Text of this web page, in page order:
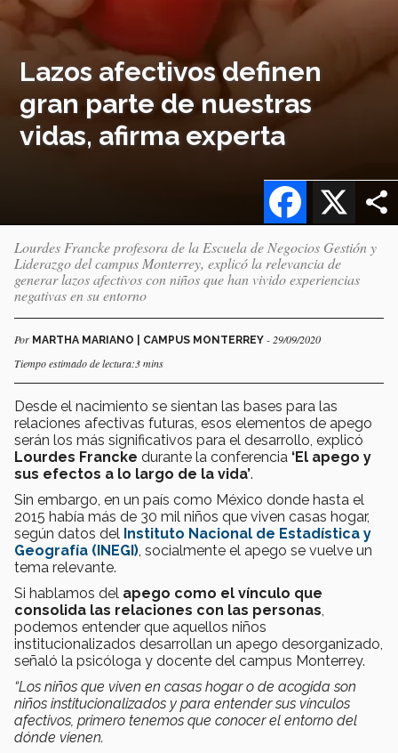
Lazos afectivos definen
gran parte de nuestras
vidas, afirma experta
X
Facebook
Lourdes Francke profesora de la Escuela de Negocios Gestión y
Liderazgo del campus Monterrey, explicó la relevancia de
generar lazos afectivos con niños que han vivido experiencias
negativas en su entorno
Por MARTHA MARIANO | CAMPUS MONTERREY - 29/09/2020
Tiempo estimado de lectura:3 mins
Desde el nacimiento se sientan las bases para las
relaciones afectivas futuras, esos elementos de apego
serán los más significativos para el desarrollo, explicó
Lourdes Francke durante la conferencia ‘El apego y
sus efectos a lo largo de la vida’.
Sin embargo, en un país como México donde hasta el
2015 había más de 30 mil niños que viven casas hogar,
según datos del Instituto Nacional de Estadística y
Geografía (INEGI) , socialmente el apego se vuelve un
tema relevante.
Si hablamos del apego como el vínculo que
consolida las relaciones con las personas
podemos entender que aquellos niños
institucionalizados desarrollan un apego desorganizado,
señaló la psicóloga y docente del campus Monterrey.
“Los niños que viven en casas hogar o de acogida son
niños institucionalizados y para entender sus vínculos
afectivos, primero tenemos que conocer el entorno del
dónde vienen.